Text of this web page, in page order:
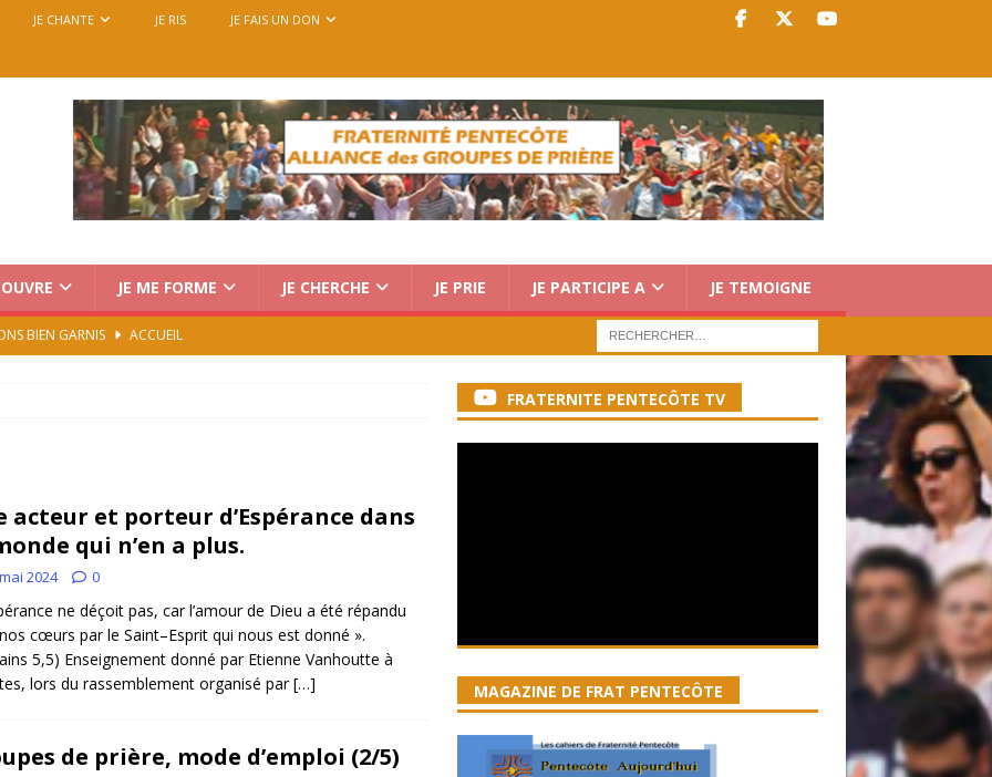
JE CHANTE JE RIS JE FAIS UN DON
JE ME FORME JE CHERCHE JE PRIE JE PARTICIPE A JE TEMOIGNE
BIEN GARNIS
ACCUEIL
devient prière
ACCUEIL
“Magnifica Humanitas”. Par le Père Denis Broussat.
eu la grâce d’être visité par Dieu”
GUERISON, DELIVRANCE
joie soit parfaite ! Jn 15, 11 ACCOMPAGNEMENT SPIRITUEL
acteur et porteur d’Espérance dans
qui n’en a plus.
2024 0
ne déçoit pas, car l’amour de Dieu a été répandu
cœurs par le Saint–Esprit qui nous est donné ».
5,5) Enseignement donné par Etienne Vanhoutte à
lors du rassemblement organisé par[…]
de prière, mode d’emploi (2/5)
FRATERNITE PENTECÔTE TV
MAGAZINE DE FRAT PENTECÔTE